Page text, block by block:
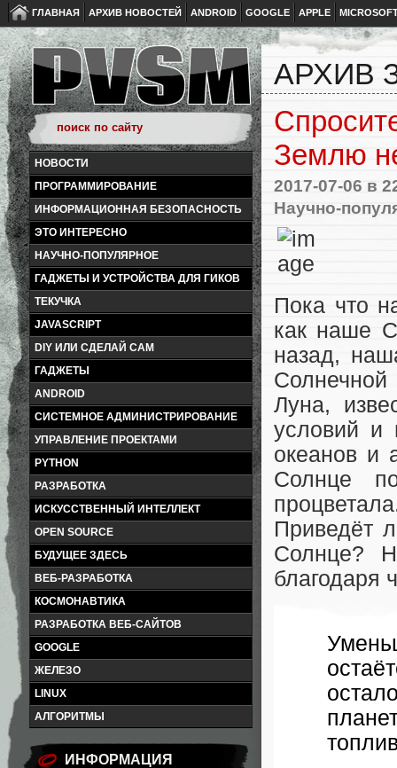
ГЛАВНАЯ АРХИВ НОВОСТЕЙ ANDROID GOOGLE APPLE
НОВОСТИ
ПРОГРАММИРОВАНИЕ
ИНФОРМАЦИОННАЯ БЕЗОПАСНОСТЬ
ЭТО ИНТЕРЕСНО
НАУЧНО-ПОПУЛЯРНОЕ
ГАДЖЕТЫ И УСТРОЙСТВА ДЛЯ ГИКОВ
ТЕКУЧКА
JAVASCRIPT
DIY ИЛИ СДЕЛАЙ САМ
ГАДЖЕТЫ
ANDROID
СИСТЕМНОЕ АДМИНИСТРИРОВАНИЕ
УПРАВЛЕНИЕ ПРОЕКТАМИ
PYTHON
РАЗРАБОТКА
ИСКУССТВЕННЫЙ ИНТЕЛЛЕКТ
OPEN SOURCE
БУДУЩЕЕ ЗДЕСЬ
ВЕБ-РАЗРАБОТКА
КОСМОНАВТИКА
РАЗРАБОТКА ВЕБ-САЙТОВ
GOOGLE
ЖЕЛЕЗО
LINUX
АЛГОРИТМЫ
ИНФОРМАЦИЯ
АРХИВ
Землю
2017-07-06 в
Научно-
Пока что
как наше
назад,
Солнечной
Луна,
условий и
океанов и
Солнце
Приведёт
Солнце?
благодаря